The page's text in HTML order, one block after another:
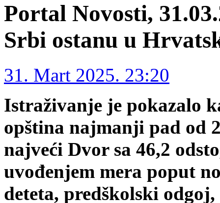
Portal Novosti,
Srbi ostanu u
31. Mart 2025. 23:20
Istraživanje je pokazalo
opština najmanji pad od
najveći Dvor sa 46,2
uvođenjem mera poput
deteta, predškolski